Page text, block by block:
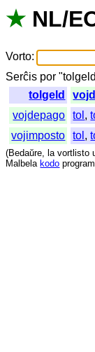
★ NL/
Vorto:
Serĉis por "
tolgeld
vojdepago
tol ,
vojimposto
tol ,
(Bedaŭre, la vortlisto
Malbela kodo